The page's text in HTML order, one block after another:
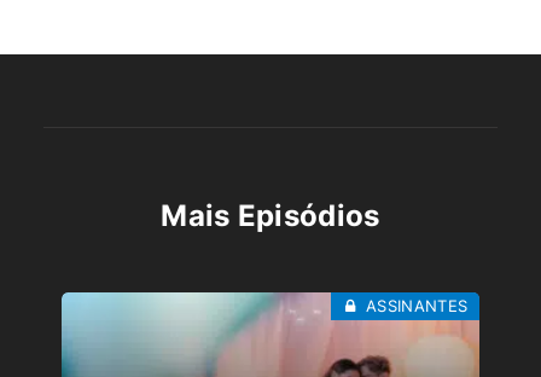
Mais Episódios
ASSINANTES